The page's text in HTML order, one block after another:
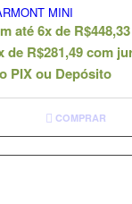
MINI
até 6x de R$448,33
de R$281,49com
PIX ou Depósito
COMPRAR